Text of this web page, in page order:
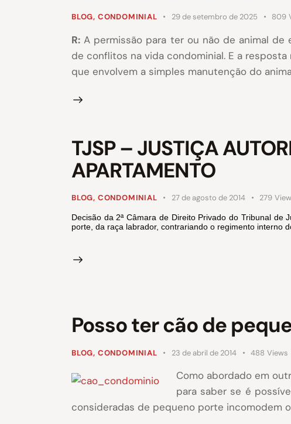
BLOG, CONDOMINIAL 29 de setembro de 2025 809
R: A permissão para ter ou não de animal
de conflitos na vida condominial. E a
que envolvem a simples manutenção do
TJSP – JUSTIÇA
APARTAMENTO
BLOG, CONDOMINIAL 27 de agosto de 2014 279
Decisão da 2ª Câmara de Direito Privado do Tribunal
porte, da raça labrador, contrariando o regimento interno
Posso ter cão de
BLOG, CONDOMINIAL 23 de abril de 2014 488 Views
Como abordado em
para saber se é
consideradas de pequeno porte incomodem